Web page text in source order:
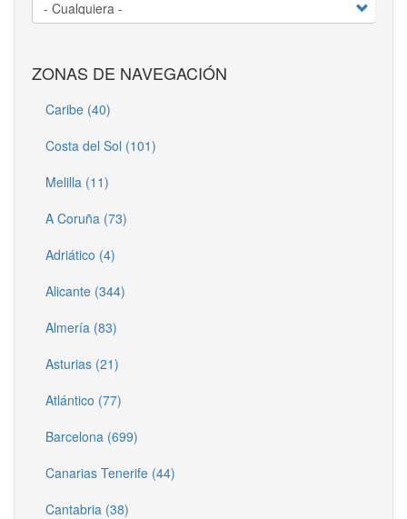
ZONAS DE NAVEGACIÓN
Caribe (40)
Costa del Sol (101)
Melilla (11)
A Coruña (73)
Adriático (4)
Alicante (344)
Almería (83)
Asturias (21)
Atlántico (77)
Barcelona (699)
Canarias Tenerife (44)
Cantabria (38)